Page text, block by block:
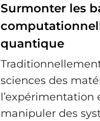
Surmonter les
quantique
sciences des
l’expérimentation
manipuler des